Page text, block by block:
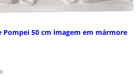
Pompei 50 cm imagem em mármore